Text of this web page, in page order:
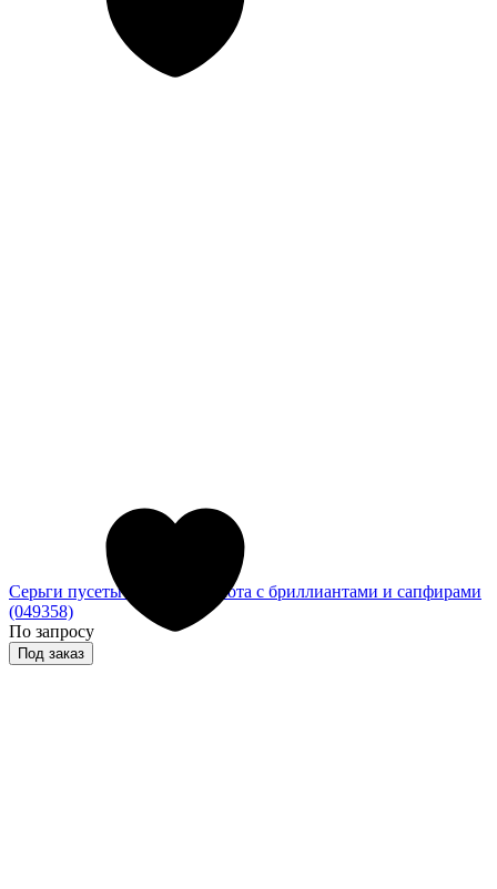
Серьги пусеты из белого золота с бриллиантами и сапфирами
(049358)
По запросу
Под заказ